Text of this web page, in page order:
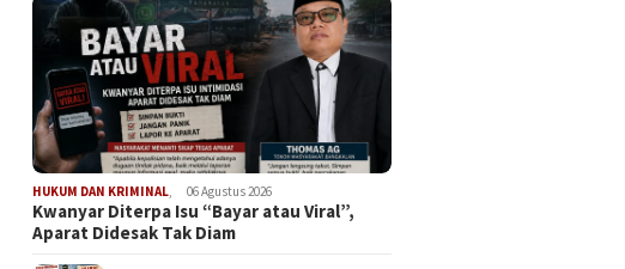
HUKUM DAN KRIMINAL, 06 Agustus 2026
Kwanyar Diterpa Isu “Bayar atau Viral”,
Aparat Didesak Tak Diam